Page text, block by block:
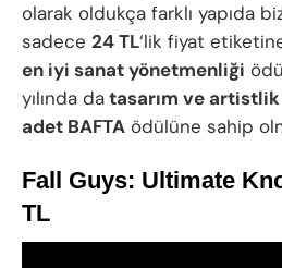
olarak oldukça farklı yapıda
sadece 24 TL‘lik fiyat
en iyi sanat yönetmenliği
yılında datasarım ve artistlik
adet BAFTA ödülüne sahip
Fall Guys: Ultimate
TL